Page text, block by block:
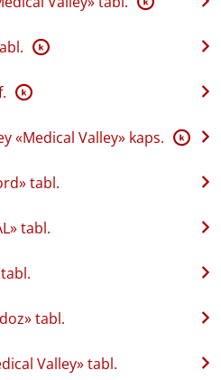
K
K
«Medical Valley» kaps. K
tabl.
tabl.
tabl.
Valley» tabl.